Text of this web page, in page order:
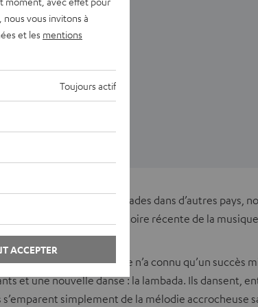
de confidentialité
en tête des hit-parades dans d’autres pays,
de l’histoire récente de la
Llorando se fue. Elle n’a connu qu’un succès
et une nouvelle danse : la lambada. Ils dansent,
simplement de la mélodie accrocheuse
nous vous invitons à
et les mentions
Toujours actif
ACCEPTER